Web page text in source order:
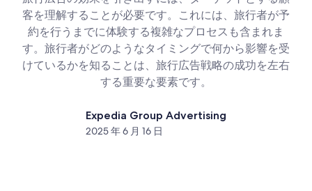
客を理解することが必要です。これには、旅行者が予
約を行うまでに体験する複雑なプロセスも含まれま
す。旅行者がどのようなタイミングで何から影響を受
けているかを知ることは、旅行広告戦略の成功を左右
する重要な要素です。
Expedia Group Advertising
2025 年 6 月 16 日